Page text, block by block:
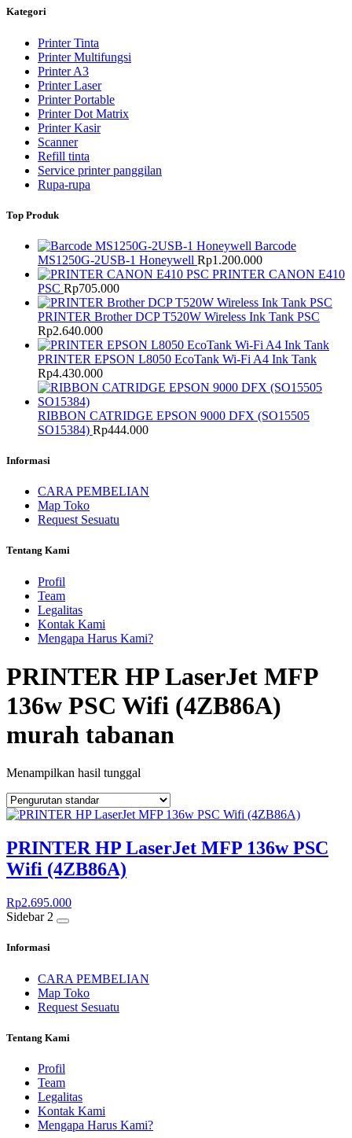
Kategori
Printer Tinta
Printer Multifungsi
Printer A3
Printer Laser
Printer Portable
Printer Dot Matrix
Printer Kasir
Scanner
Refill tinta
Service printer panggilan
Rupa-rupa
Top Produk
Barcode
MS1250G-2USB-1 Honeywell Rp1.200.000
PRINTER CANON E410
PSC Rp705.000
PRINTER Brother DCP T520W Wireless Ink Tank PSC
Rp2.640.000
PRINTER EPSON L8050 EcoTank Wi-Fi A4 Ink Tank
Rp4.430.000
RIBBON CATRIDGE EPSON 9000 DFX (SO15505
SO15384) Rp444.000
Informasi
CARA PEMBELIAN
Map Toko
Request Sesuatu
Tentang Kami
Profil
Team
Legalitas
Kontak Kami
Mengapa Harus Kami?
PRINTER HP LaserJet MFP
136w PSC Wifi (4ZB86A)
murah tabanan
Menampilkan hasil tunggal
PRINTER HP LaserJet MFP 136w PSC
Wifi (4ZB86A)
Rp2.695.000
Sidebar 2
Informasi
CARA PEMBELIAN
Map Toko
Request Sesuatu
Tentang Kami
Profil
Team
Legalitas
Kontak Kami
Mengapa Harus Kami?